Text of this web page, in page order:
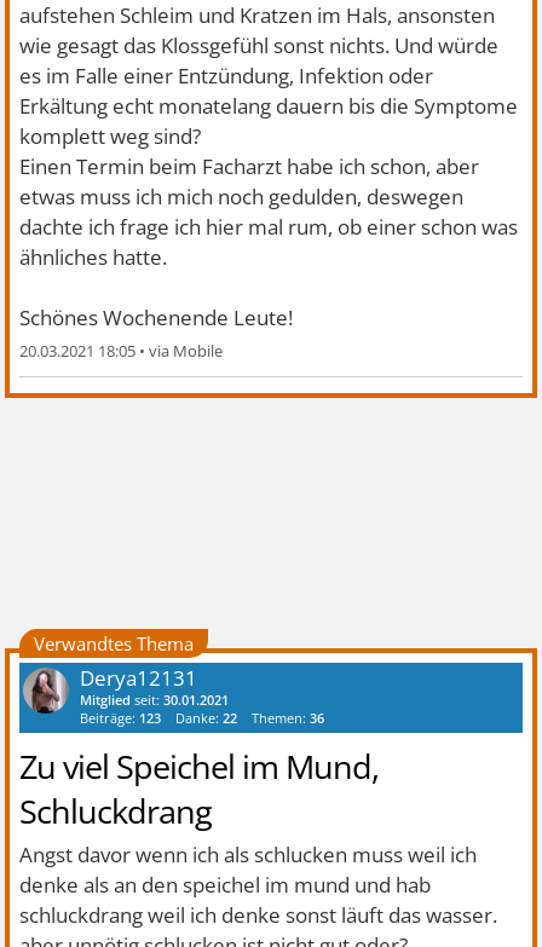
aufstehen Schleim und Kratzen im Hals, ansonsten
wie gesagt das Klossgefühl sonst nichts. Und würde
es im Falle einer Entzündung, Infektion oder
Erkältung echt monatelang dauern bis die Symptome
komplett weg sind?
Einen Termin beim Facharzt habe ich schon, aber
etwas muss ich mich noch gedulden, deswegen
dachte ich frage ich hier mal rum, ob einer schon was
ähnliches hatte.
Schönes Wochenende Leute!
20.03.2021 18:05 •
Verwandtes Thema
Derya12131
Mitglied seit:30.01.2021
Beiträge: 123 Danke:22 Themen:36
Zu viel Speichel im Mund,
Schluckdrang
Angst davor wenn ich als schlucken muss weil ich
denke als an den speichel im mund und hab
schluckdrang weil ich denke sonst läuft das wasser.